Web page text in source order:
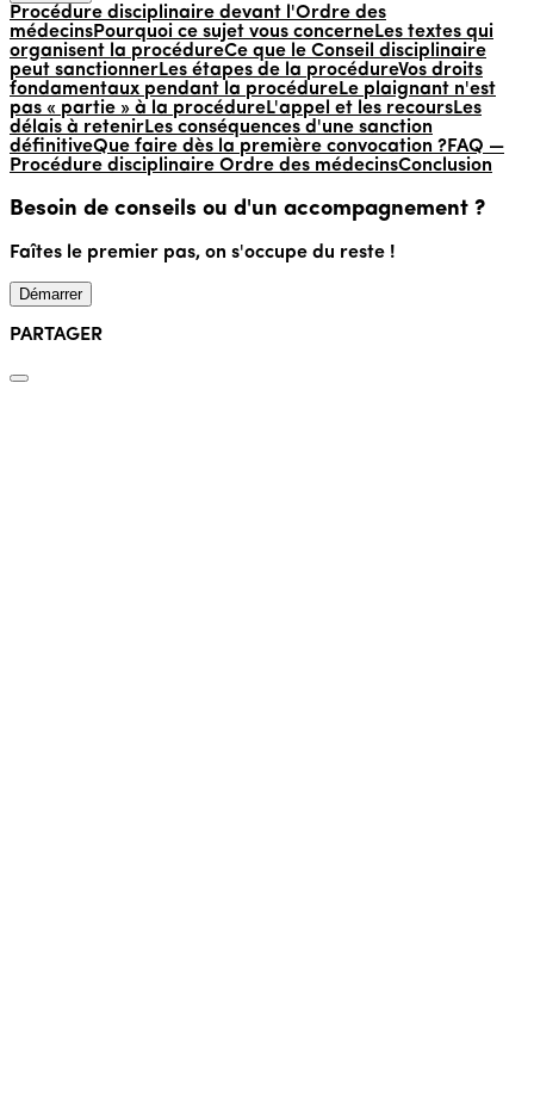
Procédure disciplinaire devant l'Ordre des
médecinsPourquoi ce sujet vous concerneLes textes qui
organisent la procédureCe que le Conseil disciplinaire
peut sanctionnerLes étapes de la procédureVos droits
fondamentaux pendant la procédureLe plaignant n'est
pas « partie » à la procédureL'appel et les recoursLes
délais à retenirLes conséquences d'une sanction
définitiveQue faire dès la première convocation ?FAQ —
Procédure disciplinaire Ordre des médecinsConclusion
Besoin de conseils ou d'un accompagnement ?
Faîtes le premier pas, on s'occupe du reste !
Démarrer
PARTAGER